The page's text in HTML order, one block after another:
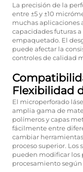
La precisión de la
entre ±5 y ±10
muchas aplicaciones
capacidades futuras
empaquetado. El
puede afectar la
controles de calidad
Flexibilidad
El microperforado
amplia gama de
polímeros y capas
fácilmente entre
cambiar
proceso superior. Los
pueden modificar los
procesamiento